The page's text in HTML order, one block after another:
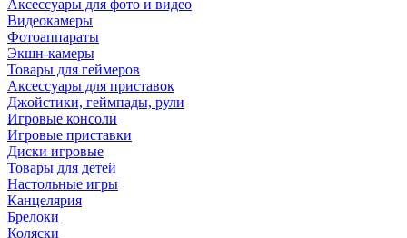
Аксессуары для фото и видео
Видеокамеры
Фотоаппараты
Экшн-камеры
Товары для геймеров
Аксессуары для приставок
Джойстики, геймпады, рули
Игровые консоли
Игровые приставки
Диски игровые
Товары для детей
Настольные игры
Канцелярия
Брелоки
Коляски